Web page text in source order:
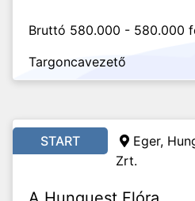
Bruttó 580.000 - 580.000
Targoncavezető
START
Eger,
Zrt.